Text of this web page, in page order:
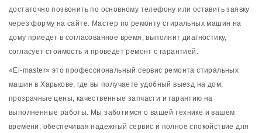
достаточно позвонить по основному телефону или оставить заявку
через форму на сайте. Мастер по ремонту стиральных машин на
дому приедет в согласованное время, выполнит диагностику,
согласует стоимость и проведет ремонт с гарантией.
«El-master» это профессиональный сервис ремонта стиральных
машин в Харькове, где вы получаете удобный выезд на дом,
прозрачные цены, качественные запчасти и гарантию на
выполненные работы. Мы заботимся о вашей технике и вашем
времени, обеспечивая надежный сервис и полное спокойствие для